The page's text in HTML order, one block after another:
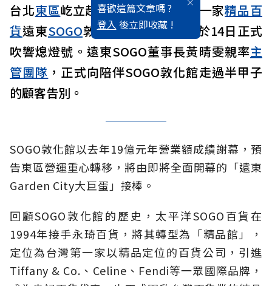
喜歡這篇文章嗎 ?
登入 後立即收藏 !
台北東區屹立超過三十年、全台第一家精品百
貨遠東SOGO敦化館，因租約到期於14日正式
吹響熄燈號。遠東SOGO董事長黃晴雯親率主
管團隊 ，正式向陪伴SOGO敦化館走過半甲子
的顧客告別。
SOGO敦化館以去年19億元年營業額成績謝幕，預
告東區營運重心轉移，將由即將全面開幕的「遠東
Garden City大巨蛋」接棒。
回顧SOGO敦化館的歷史，太平洋SOGO百貨在
1994年接手永琦百貨，將其轉型為「精品館」，
定位為台灣第一家以精品定位的百貨公司，引進
Tiffany & Co.、Celine、Fendi等一眾國際品牌，